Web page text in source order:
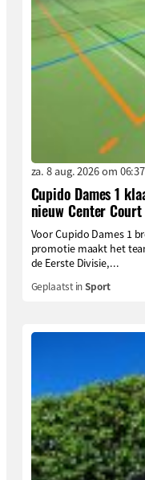
za. 8 aug. 2026 om 06:37
Cupido Dames 1
nieuw Center
Voor Cupido Dames 1
promotie maakt het
de Eerste Divisie,...
Geplaatst inSport